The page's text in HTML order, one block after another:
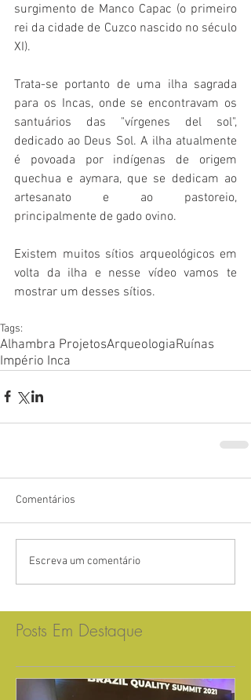
Posts Em Destaque
surgimento de Manco Capac (o primeiro
rei da cidade de Cuzco nascido no século
XI).
Trata-se portanto de uma ilha sagrada
para os Incas, onde se encontravam os
santuários das "vírgenes del sol",
dedicado ao Deus Sol. A ilha atualmente
é povoada por indígenas de origem
quechua e aymara, que se dedicam ao
artesanato e ao pastoreio,
principalmente de gado ovino.
Existem muitos sítios arqueológicos em
volta da ilha e nesse vídeo vamos te
mostrar um desses sítios.
Tags:
Alhambra ProjetosArqueologiaRuínas
Império Inca
Comentários
Escreva um comentário